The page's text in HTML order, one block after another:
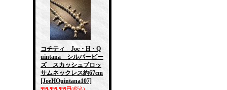
コチティ Joe・H・Q
uintana シルバービー
ズ スカッシュブロッ
サムネックレス約67cm
[JoeHQuintana107]
999,999,999円(税込)